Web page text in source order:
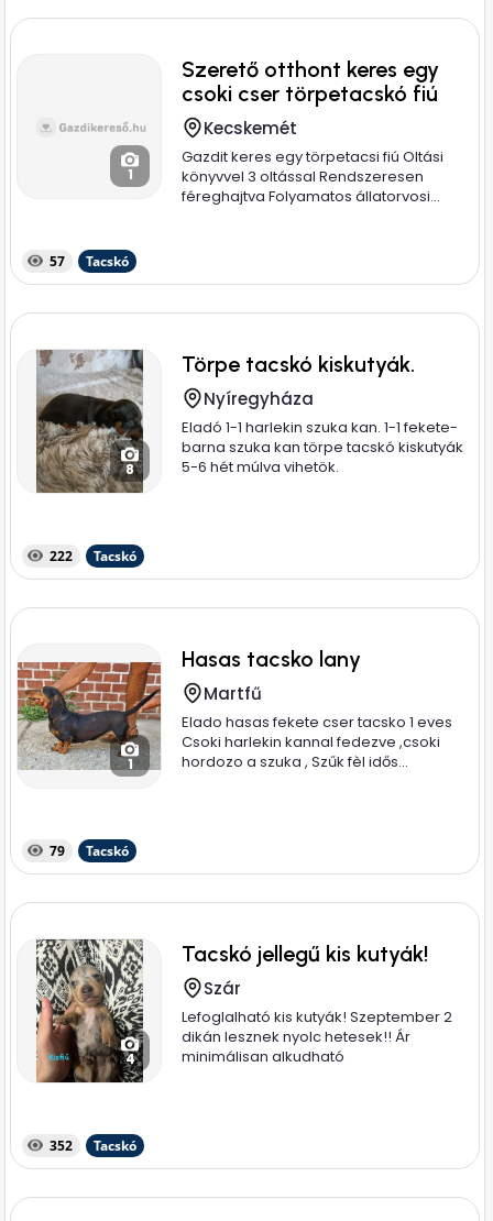
1
Szerető otthont keres egy
csoki cser törpetacskó fiú
Kecskemét
Gazdit keres egy törpetacsi fiú Oltási
könyvvel 3 oltással Rendszeresen
féreghajtva Folyamatos állatorvosi...
57 Tacskó
8
Törpe tacskó kiskutyák.
Nyíregyháza
Eladó 1-1 harlekin szuka kan. 1-1 fekete-
barna szuka kan törpe tacskó kiskutyák
5-6 hét múlva vihetök.
222 Tacskó
1
Hasas tacsko lany
Martfű
Elado hasas fekete cser tacsko 1 eves
Csoki harlekin kannal fedezve ,csoki
hordozo a szuka , Szűk fèl idős...
79 Tacskó
4
Tacskó jellegű kis kutyák!
Szár
Lefoglalható kis kutyák! Szeptember 2
dikán lesznek nyolc hetesek!! Ár
minimálisan alkudható
352 Tacskó